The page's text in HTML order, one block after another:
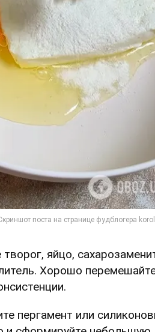
яйцо,
Хорошо
пергамент или